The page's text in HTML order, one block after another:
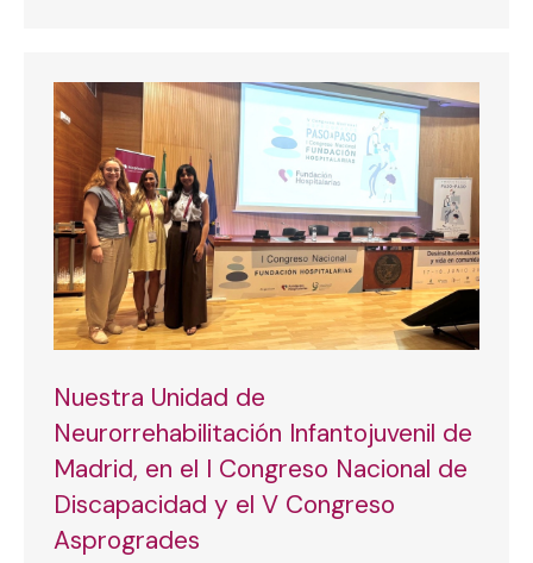
Nuestra Unidad de
Neurorrehabilitación Infantojuvenil de
Madrid, en el I Congreso Nacional de
Discapacidad y el V Congreso
Asprogrades